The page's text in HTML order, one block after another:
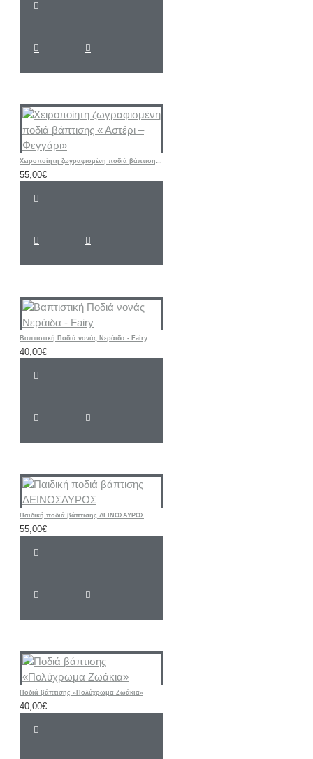
Χειροποίητη ζωγραφισμένη ποδιά βάπτισης « Αστέρι – Φεγγάρι»
55,00€
Βαπτιστική Ποδιά νονάς Νεράιδα - Fairy
40,00€
Παιδική ποδιά βάπτισης ΔΕΙΝΟΣΑΥΡΟΣ
55,00€
Ποδιά βάπτισης «Πολύχρωμα Ζωάκια»
40,00€